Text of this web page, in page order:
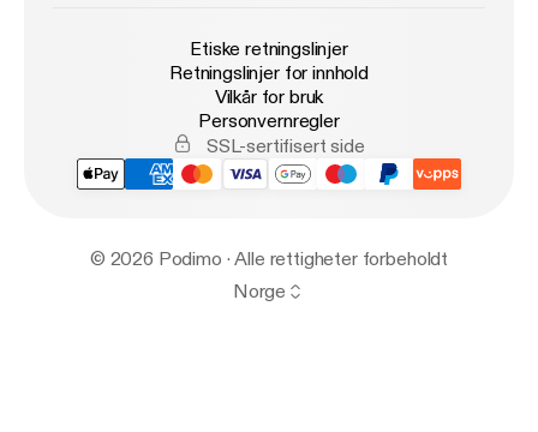
Etiske retningslinjer
Retningslinjer for innhold
Vilkår for bruk
Personvernregler
SSL-sertifisert side
© 2026 Podimo · Alle rettigheter forbeholdt
Norge